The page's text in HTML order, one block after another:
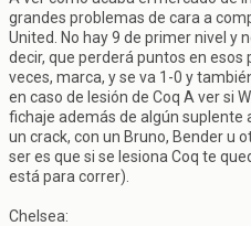
grandes problemas de cara a
United. No hay 9 de primer nivel y
decir, que perderá puntos en esos
veces, marca, y se va 1-0 y
en caso de lesión de Coq A ver si
fichaje además de algún suplente
un crack, con un Bruno, Bender u
ser es que si se lesiona Coq te
está para correr).
Chelsea: